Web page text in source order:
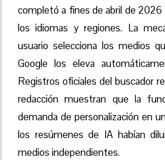
completó a fines de abril de 2026
los idiomas y regiones. La
usuario selecciona los medios
Google los eleva
Registros oficiales del buscador
redacción muestran que la
demanda de personalización en
los resúmenes de IA habían
medios independientes.